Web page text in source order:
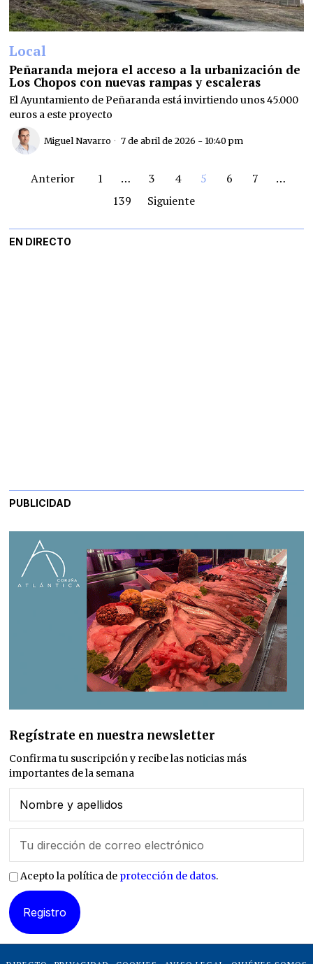
Local
Peñaranda mejora el acceso a la urbanización de
Los Chopos con nuevas rampas y escaleras
El Ayuntamiento de Peñaranda está invirtiendo unos 45.000
euros a este proyecto
Miguel Navarro 7 de abril de 2026 - 10:40 pm
Anterior 1 … 3 4 5 6 7
…
139
Siguiente
EN DIRECTO
PUBLICIDAD
Regístrate en nuestra newsletter
Confirma tu suscripción y recibe las noticias más
importantes de la semana
Acepto la política de protección de datos.